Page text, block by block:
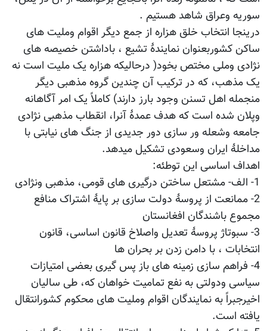
سوریه وعراق شاهد هستیم .
درینجا انتخاب خلق هزاره از جمع دیگر اقوام وملیت های
ساکن کشوربعنوان نمایندۀ تشیع ، باداشتن خصیصه های
نژادی وملی مختص بخود( درحالیکه هزاره یک ملیت است نه
یک مذهب، که در ترکیب آن چندین گروه مذهبی دیگر
منجمله اهل تسنن وجود بارز دارند) کاملاً یک امر آگاهانه
وپلان شده است که هدف عمدۀ آنرا، انقطاب مذهبی نژادی
جامعه وشعله ور سازی دور جدیدی از جنگ های نیابتی با
مداخلۀ ایران وسعودی تشکیل میدهد.
اهداف اساسی این توطئه:
1- الف- مشتعل ساختن درگیری های قومی، مذهبی ونژادی
2- ممانعت از پروسۀ دولت سازی بر پایۀ اشتراک منافع
مجموع باشندگان افغانستان
3- سبوتاژ پروسۀ تعدیل واصلاخ قانون اساسی، قانون
انتخابات ، با دامن زدن بر بحران ها
4- فراهم سازی زمینه های باز پس گیری بعضی امتیازات
سیاسی ودولتی به نفع تمامیت خواهان که، طی سالیان
اخیرجبراً به نمایندگان اقوام وملیت های محکوم کشورانتقال
یافته است.